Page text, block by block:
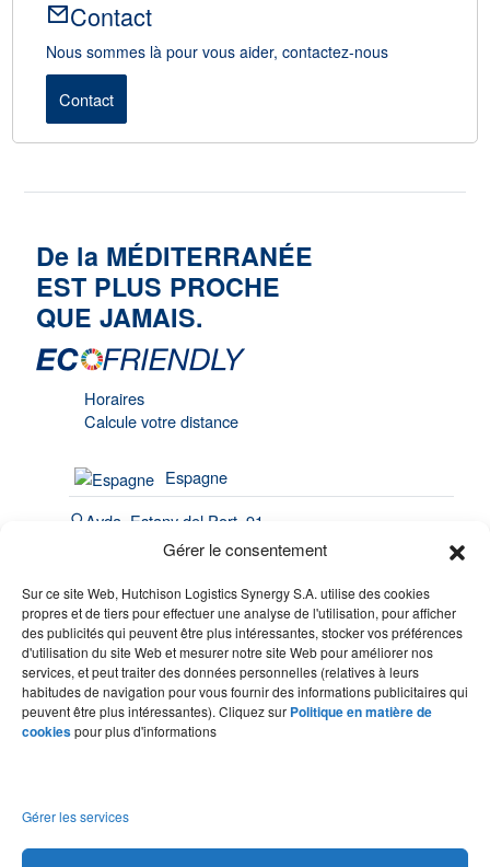
Gérer le consentement
Sur ce site Web, Hutchison Logistics Synergy S.A. utilise des cookies
propres et de tiers pour effectuer une analyse de l'utilisation, pour afficher
des publicités qui peuvent être plus intéressantes, stocker vos préférences
d'utilisation du site Web et mesurer notre site Web pour améliorer nos
services, et peut traiter des données personnelles (relatives à leurs
habitudes de navigation pour vous fournir des informations publicitaires qui
peuvent être plus intéressantes). Cliquez sur Politique en matière de
cookiespour plus d'informations
Gérer les services
Contact
Nous sommes là pour vous aider, contactez-nous
Contact
De la MÉDITERRANÉE
EST PLUS PROCHE
QUE JAMAIS.
Horaires
Calcule votre distance
Espagne
Avda. Estany del Port, 91
Port de Barcelona | 08820
(34) 93 508 4443
hello@synergy.com.es
France
(33) 7 84 51 70 60